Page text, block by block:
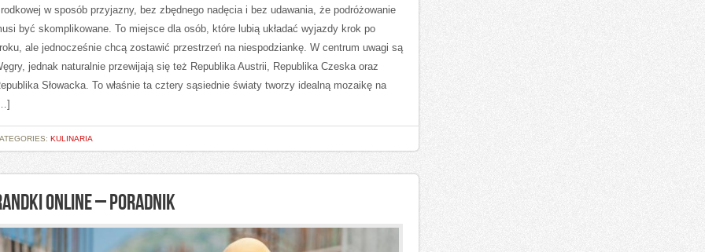
w sposób przyjazny, bez zbędnego nadęcia i bez udawania, że podróżowanie
być skomplikowane. To miejsce dla osób, które lubią układać wyjazdy krok po
ale jednocześnie chcą zostawić przestrzeń na niespodziankę. W centrum uwagi są
jednak naturalnie przewijają się też Republika Austrii, Republika Czeska oraz
Słowacka. To właśnie ta cztery sąsiednie światy tworzy idealną mozaikę na
KULINARIA
ONLINE – PORADNIK